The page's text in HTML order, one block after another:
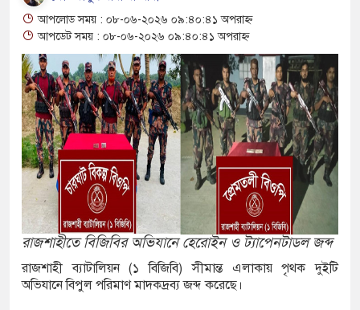
জব্দ
বিস্ফোরণ
দিনে-রাতে ১০
নেতা কারাগারে
গুলি!
রেজা
কারণ দর্শানোর নোটিশ
আপলোড সময় : ০৮-০৬-২০২৬ ০৯:৪০:৪১ অপরাহ্ন
আপডেট সময় : ০৮-০৬-২০২৬ ০৯:৪০:৪১ অপরাহ্ন
রাজশাহীতে বিজিবির অভিযানে হেরোইন ও ট্যাপেনটাডল জব্দ
রাজশাহী ব্যাটালিয়ন (১ বিজিবি) সীমান্ত এলাকায় পৃথক দুইটি
অভিযানে বিপুল পরিমাণ মাদকদ্রব্য জব্দ করেছে।